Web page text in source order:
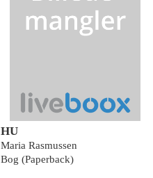
HU
Maria Rasmussen
Bog (Paperback)